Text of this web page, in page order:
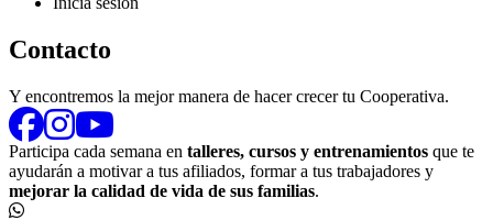
Contacto
Y encontremos la mejor manera de hacer crecer tu Cooperativa.
Participa cada semana en talleres, cursos y entrenamientos que te
ayudarán a motivar a tus afiliados, formar a tus trabajadores y
mejorar la calidad de vida de sus familias.